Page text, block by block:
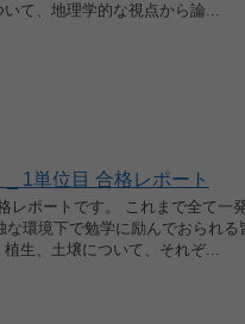
て、地理学的な視点から論...
1単位目 合格レポート
レポートです。 これまで全て一
環境下で勉学に励んでおられる
生、土壌について、それぞ...